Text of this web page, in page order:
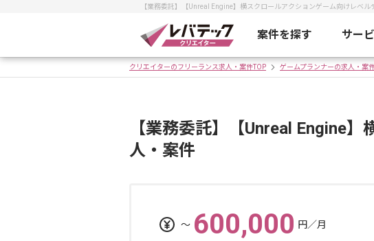
【業務委託】【Unreal Engine】横スクロールアクションゲーム向けレベ
案件を探す サー
クリエイターのフリーランス求人・案件TOP ゲームプランナーの求人・案
【業務委託】【Unreal Engine
人・案件
〜 600,000 円／月